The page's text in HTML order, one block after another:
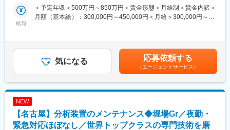
また、休日対応が発生した場合には、平日に振替休日を取得して
いただきます。
おりますので、部署内外問わず、フランクにコミュニケーション
を取りやすい環境が整っております。また、他の部署やポジショ
ンにチャレンジできる「社内公募制度」もあるため、ご自身のキ
ご入社後、まずは業界や同社についての理解を深めていただきま
す。その後、現場で先輩社員との同行など、OJT中心で業務を覚
えていただきます。一人前にまるまでしっかりとサポートいたし
いただきます。
ます。
・故障修理対応
・設備の据え付けや設置後の動作確認を行い、顧客先での試運転
・担当地域：基本的に東海エリアでの日帰り出張となりますが、
状況に応じて宿泊を伴う出張もございます。
給与
＜予定年収＞500万円～850万円＜賃金形態＞月給制＜賃金内訳＞
月額（基本給）：300,000円～450,000円＜月給＞300,000円～
通じて上下する可能性があります。月給(月額)は固定手当を含めた
表記です。気になる 応募依頼する
（エージェントサービス）
NEW
【名古屋】分析装置のメンテナンス◆堀場Gr／夜勤・
緊急対応ほぼなし／世界トップクラスの専門技術を磨